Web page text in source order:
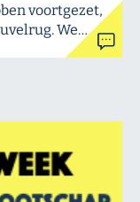
voortgezet,
We…